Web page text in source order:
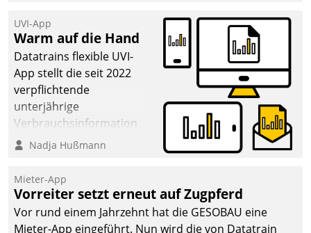
datengestützte
Entscheidungen.
UVI-App
Warm auf die Hand
Datatrains flexible UVI-
App stellt die seit 2022
verpflichtende
unterjährige
Verbrauchsinformation
schnell, zuverlässig und
Die monatlichen
Mitteilungen zum
Heizungs- und
Wasserverbrauch gehen
Nadja Hußmann
Mieter-App
Vorreiter setzt erneut auf Zugpferd
Vor rund einem Jahrzehnt hat die GESOBAU eine
Mieter-App eingeführt. Nun wird die von Datatrain